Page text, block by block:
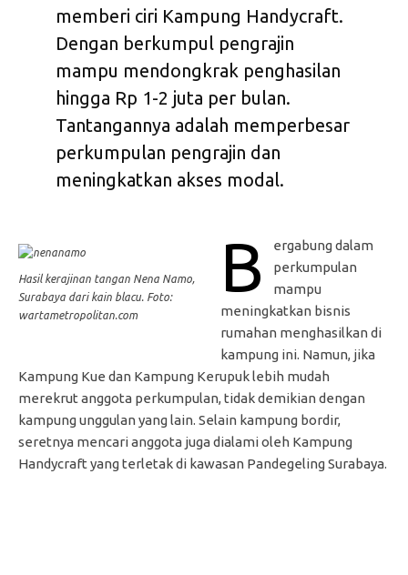
memberi ciri Kampung Handycraft.
Dengan berkumpul pengrajin
mampu mendongkrak penghasilan
hingga Rp 1-2 juta per bulan.
Tantangannya adalah memperbesar
perkumpulan pengrajin dan
meningkatkan akses modal.
Hasil kerajinan tangan Nena Namo,
Surabaya dari kain blacu. Foto:
wartametropolitan.com
B
ergabung dalam
perkumpulan
mampu
meningkatkan bisnis
rumahan menghasilkan di
kampung ini. Namun, jika
Kampung Kue dan Kampung Kerupuk lebih mudah
merekrut anggota perkumpulan, tidak demikian dengan
kampung unggulan yang lain. Selain kampung bordir,
seretnya mencari anggota juga dialami oleh Kampung
Handycraft yang terletak di kawasan Pandegeling Surabaya.